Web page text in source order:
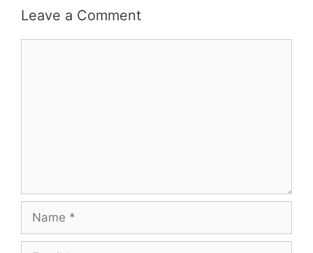
Leave a Comment